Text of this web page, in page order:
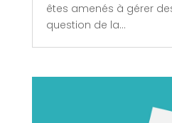
êtes amenés à gérer
question de la...